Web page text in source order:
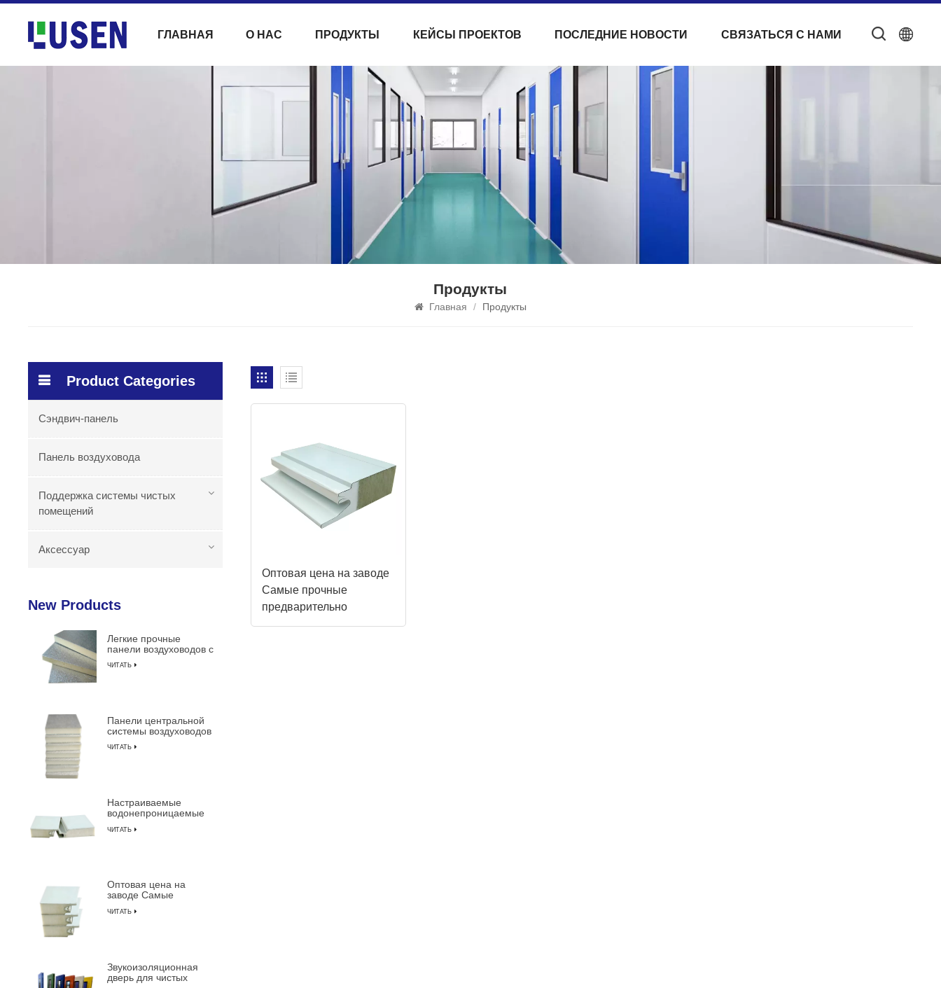
ГЛАВНАЯ О НАС ПРОДУКТЫ КЕЙСЫ ПРОЕКТОВ ПОСЛЕДНИЕ НОВОСТИ СВЯЗАТЬСЯ С НАМИ
Продукты
Главная / Продукты
Оптовая цена на заводе
Самые прочные
предварительно
изолированные сэндвич-
Product Categories
Сэндвич-панель
Панель воздуховода
Поддержка системы чистых
помещений
Аксессуар
New Products
Легкие прочные
панели воздуховодов с
пенополиуретана
ЧИТАТЬ
Панели центральной
системы воздуховодов
изоляцией из
ЧИТАТЬ
Настраиваемые
водонепроницаемые
изолированные
ЧИТАТЬ
Оптовая цена на
заводе Самые
предварительно
ЧИТАТЬ
Звукоизоляционная
дверь для чистых